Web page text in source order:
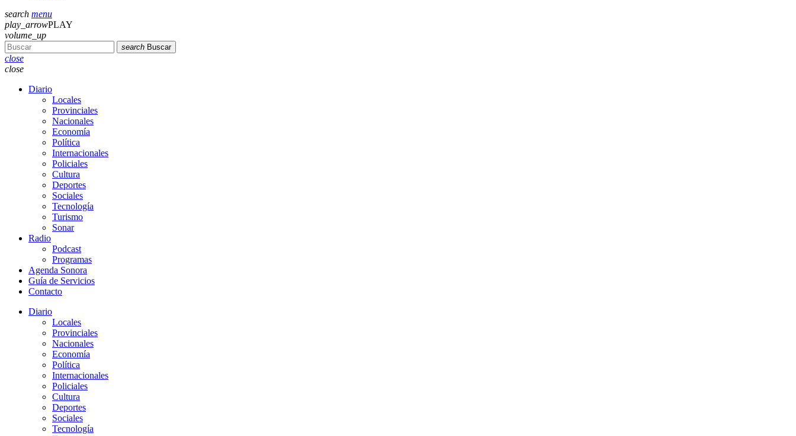
search menu
play_arrowPLAY
volume_up
search Buscar
close
close
Diario
Locales
Provinciales
Nacionales
Economía
Política
Internacionales
Policiales
Cultura
Deportes
Sociales
Tecnología
Turismo
Sonar
Radio
Podcast
Programas
Agenda Sonora
Guía de Servicios
Contacto
Diario
Locales
Provinciales
Nacionales
Economía
Política
Internacionales
Policiales
Cultura
Deportes
Sociales
Tecnología